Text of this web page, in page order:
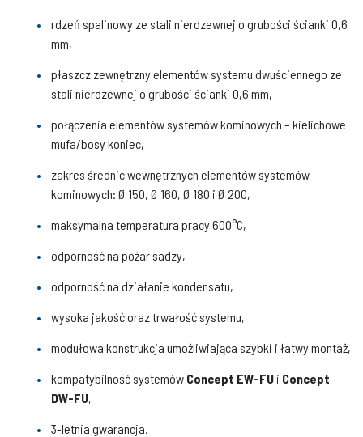
rdzeń spalinowy ze stali nierdzewnej o grubości ścianki 0,6
mm,
płaszcz zewnętrzny elementów systemu dwuściennego ze
stali nierdzewnej o grubości ścianki 0,6 mm,
połączenia elementów systemów kominowych – kielichowe
mufa/bosy koniec,
zakres średnic wewnętrznych elementów systemów
kominowych: Ø 150, Ø 160, Ø 180 i Ø 200,
maksymalna temperatura pracy 600°C,
odporność na pożar sadzy,
odporność na działanie kondensatu,
wysoka jakość oraz trwałość systemu,
modułowa konstrukcja umożliwiająca szybki i łatwy montaż,
kompatybilność systemów Concept EW-FU i Concept
DW-FU,
3-letnia gwarancja.